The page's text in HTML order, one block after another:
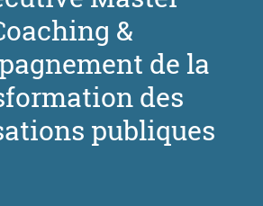
&
de la
des
publiques